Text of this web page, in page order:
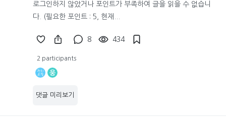
로그인하지 않았거나 포인트가 부족하여 글을 읽을 수 없습니
다. (필요한 포인트 : 5, 현재...
8 434
2 participants
웅
댓글 미리보기